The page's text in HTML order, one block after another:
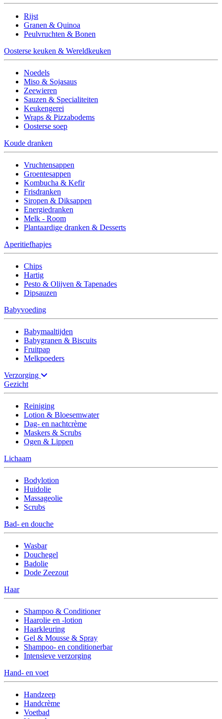
Rijst
Granen & Quinoa
Peulvruchten & Bonen
Oosterse keuken & Wereldkeuken
Noedels
Miso & Sojasaus
Zeewieren
Sauzen & Specialiteiten
Keukengerei
Wraps & Pizzabodems
Oosterse soep
Koude dranken
Vruchtensappen
Groentesappen
Kombucha & Kefir
Frisdranken
Siropen & Diksappen
Energiedranken
Melk - Room
Plantaardige dranken & Desserts
Aperitiefhapjes
Chips
Hartig
Pesto & Olijven & Tapenades
Dipsauzen
Babyvoeding
Babymaaltijden
Babygranen & Biscuits
Fruitpap
Melkpoeders
Verzorging
Gezicht
Reiniging
Lotion & Bloesemwater
Dag- en nachtcrème
Maskers & Scrubs
Ogen & Lippen
Lichaam
Bodylotion
Huidolie
Massageolie
Scrubs
Bad- en douche
Wasbar
Douchegel
Badolie
Dode Zeezout
Haar
Shampoo & Conditioner
Haarolie en -lotion
Haarkleuring
Gel & Mousse & Spray
Shampoo- en conditionerbar
Intensieve verzorging
Hand- en voet
Handzeep
Handcrème
Voetbad